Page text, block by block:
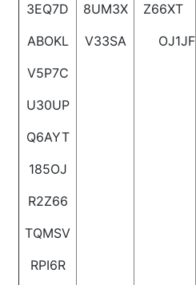
3EQ7D
ABOKL
V5P7C
U30UP
Q6AYT
185OJ
R2Z66
TQMSV
RPI6R
8UM3X
V33SA
Z66XT
OJ1JF